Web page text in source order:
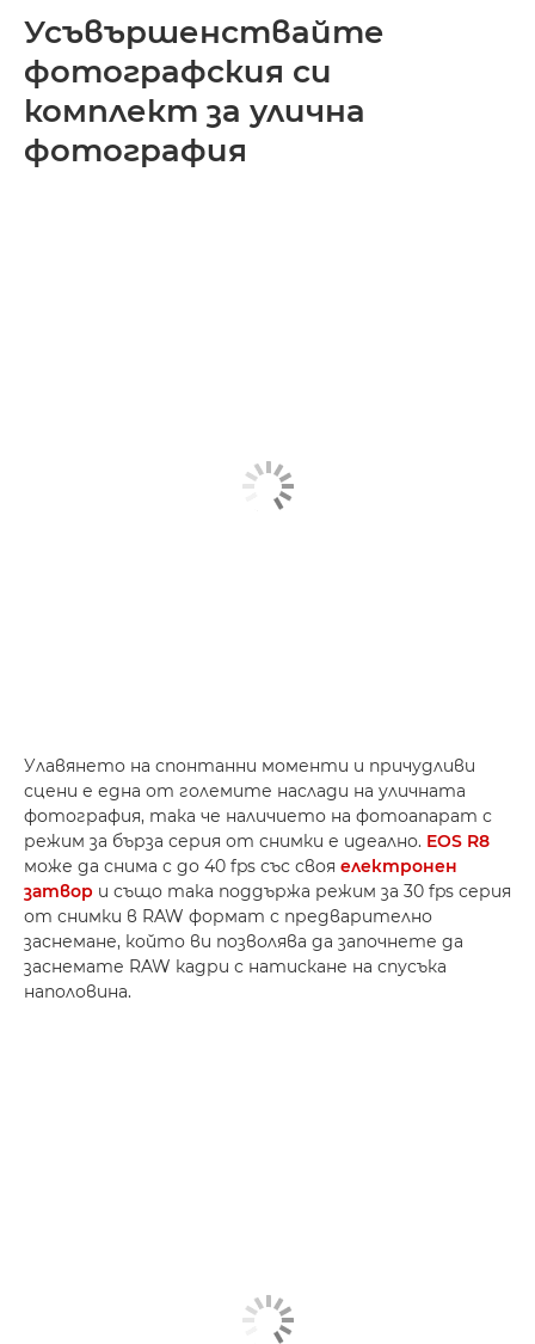
Усъвършенствайте
фотографския си
комплект за улична
фотография
Улавянето на спонтанни моменти и причудливи
сцени е една от големите наслади на уличната
фотография, така че наличието на фотоапарат с
режим за бърза серия от снимки е идеално. EOS R8
може да снима с до 40 fps със своя електронен
затвор и също така поддържа режим за 30 fps серия
от снимки в RAW формат с предварително
заснемане, който ви позволява да започнете да
заснемате RAW кадри с натискане на спусъка
наполовина.